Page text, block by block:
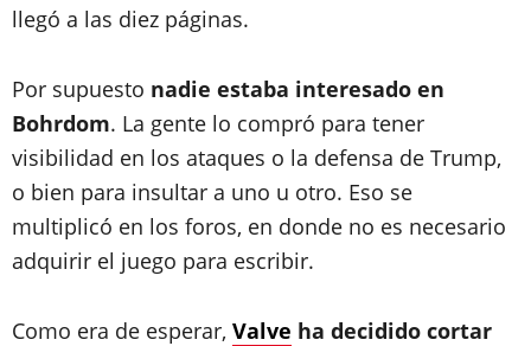
llegó a las diez páginas.
Por supuesto nadie estaba interesado en
Bohrdom. La gente lo compró para tener
visibilidad en los ataques o la defensa de Trump,
o bien para insultar a uno u otro. Eso se
multiplicó en los foros, en donde no es necesario
adquirir el juego para escribir.
Como era de esperar, Valve ha decidido cortar